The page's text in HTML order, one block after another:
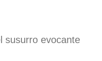
susurro evocante